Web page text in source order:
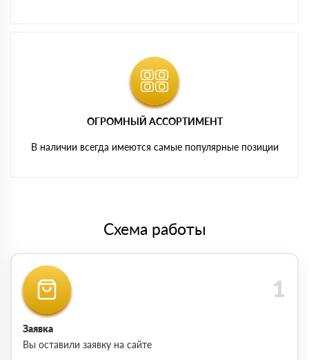
ОГРОМНЫЙ АССОРТИМЕНТ
В наличии всегда имеются самые популярные позиции
Схема работы
Заявка
Вы оставили заявку на сайте